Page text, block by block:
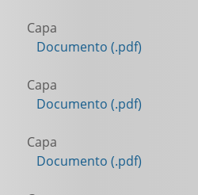
Capa
Documento (.pdf)
Capa
Documento (.pdf)
Capa
Documento (.pdf)